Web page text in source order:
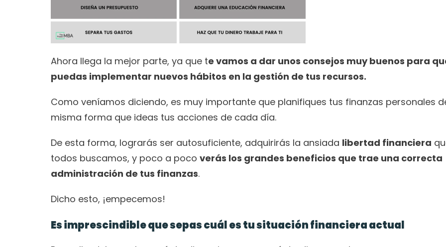
Ahora llega la mejor parte, ya que te vamos a dar unos consejos muy buenos para
puedas implementar nuevos hábitos en la gestión de tus recursos.
Como veníamos diciendo, es muy importante que planifiques tus finanzas personales
misma forma que ideas tus acciones de cada día.
De esta forma, lograrás ser autosuficiente, adquirirás la ansiada libertad financiera
todos buscamos, y poco a poco verás los grandes beneficios que trae una correcta
administración de tus finanzas.
Dicho esto, ¡empecemos!
Es imprescindible que sepas cuál es tu situación financiera actual